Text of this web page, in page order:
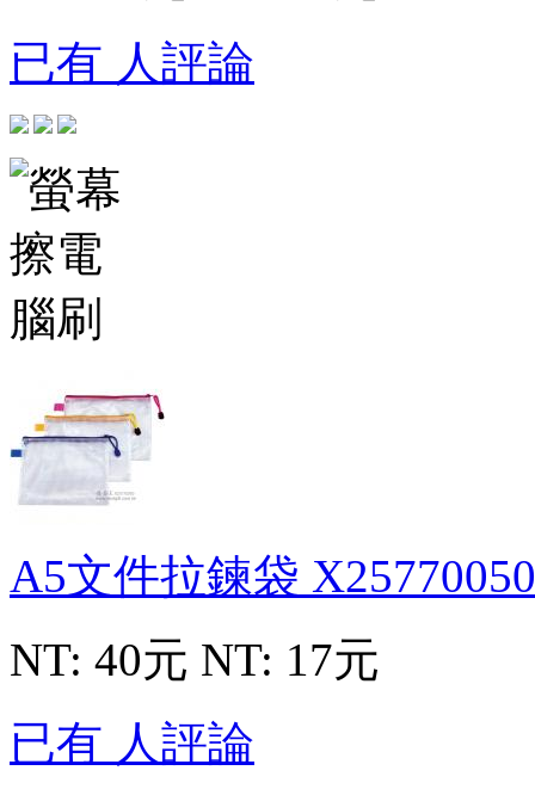
已有 人評論
A5文件拉鍊袋 X25770050
NT: 40元 NT: 17元
已有 人評論